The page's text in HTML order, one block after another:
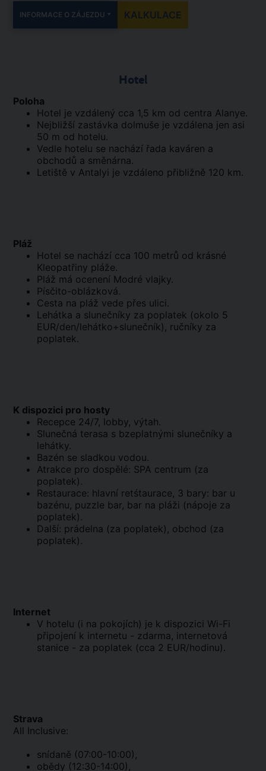
INFORMACE O ZÁJEZDU KALKULACE
Hotel
Poloha
Hotel je vzdálený cca 1,5 km od centra Alanye.
Nejbližší zastávka dolmuše je vzdálena jen asi
50 m od hotelu.
Vedle hotelu se nachází řada kaváren a
obchodů a směnárna.
Letiště v Antalyi je vzdáleno přibližně 120 km.
Pláž
Hotel se nachází cca 100 metrů od krásné
Kleopatřiny pláže.
Pláž má ocenení Modré vlajky.
Písčito-oblázková.
Cesta na pláž vede přes ulici.
Lehátka a slunečníky za poplatek (okolo 5
EUR/den/lehátko+slunečník), ručníky za
poplatek.
K dispozici pro hosty
Recepce 24/7, lobby, výtah.
Slunečná terasa s bzeplatnými slunečníky a
lehátky.
Bazén se sladkou vodou.
Atrakce pro dospělé: SPA centrum (za
poplatek).
Restaurace: hlavní retśtaurace, 3 bary: bar u
bazénu, puzzle bar, bar na pláži (nápoje za
poplatek).
Další: prádelna (za poplatek), obchod (za
poplatek).
Internet
V hotelu (i na pokojích) je k dispozici Wi-Fi
připojení k internetu - zdarma, internetová
stanice - za poplatek (cca 2 EUR/hodinu).
Strava
All Inclusive:
snídaně (07:00-10:00),
obědy (12:30-14:00),